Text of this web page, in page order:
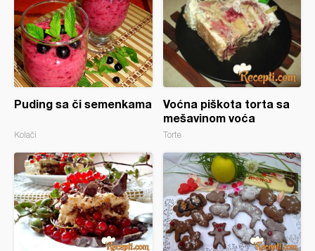
Puding sa či semenkama
Kolači
Voćna piškota torta sa
mešavinom voća
Torte